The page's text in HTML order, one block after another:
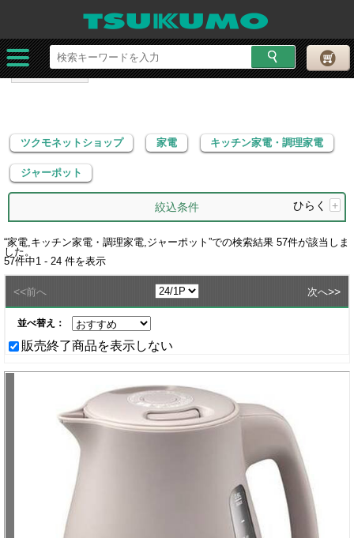
ツクモネットショップ 家電
キッチン家電・調理家電
ジャーポット
ツクモネットショップ 家電 キッチン家電・調理家電
ジャーポット
絞込条件 ひらく +
“家電,キッチン家電・調理家電,ジャーポット ”での検索結果 57件が該当しま
した。
57件中1 - 24 件を表示
<<前へ 次へ>>
並べ替え：
販売終了商品を表示しない